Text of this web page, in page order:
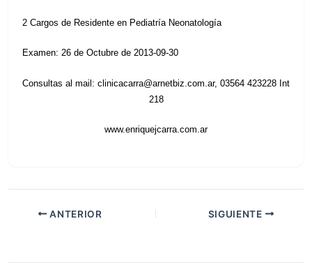
2 Cargos de Residente en Pediatría Neonatología
Examen: 26 de Octubre de 2013-09-30
Consultas al mail: clinicacarra@arnetbiz.com.ar, 03564 423228 Int
218
www.enriquejcarra.com.ar
ANTERIOR SIGUIENTE